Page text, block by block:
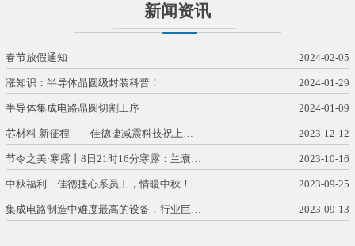
新闻资讯
春节放假通知 2024-02-05
涨知识：半导体晶圆级封装科普！ 2024-01-29
半导体集成电路晶圆切割工序 2024-01-09
芯材料 新征程——佳德捷减震科技祝上… 2023-12-12
节令之美·寒露丨8日21时16分寒露：兰衰… 2023-10-16
中秋福利｜佳德捷心系员工，情暖中秋！… 2023-09-25
集成电路制造中难度最高的设备，行业巨… 2023-09-13